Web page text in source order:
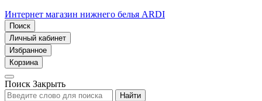
Интернет магазин нижнего белья ARDI
Поиск
Личный кабинет
Избранное
Корзина
Поиск Закрыть
Найти